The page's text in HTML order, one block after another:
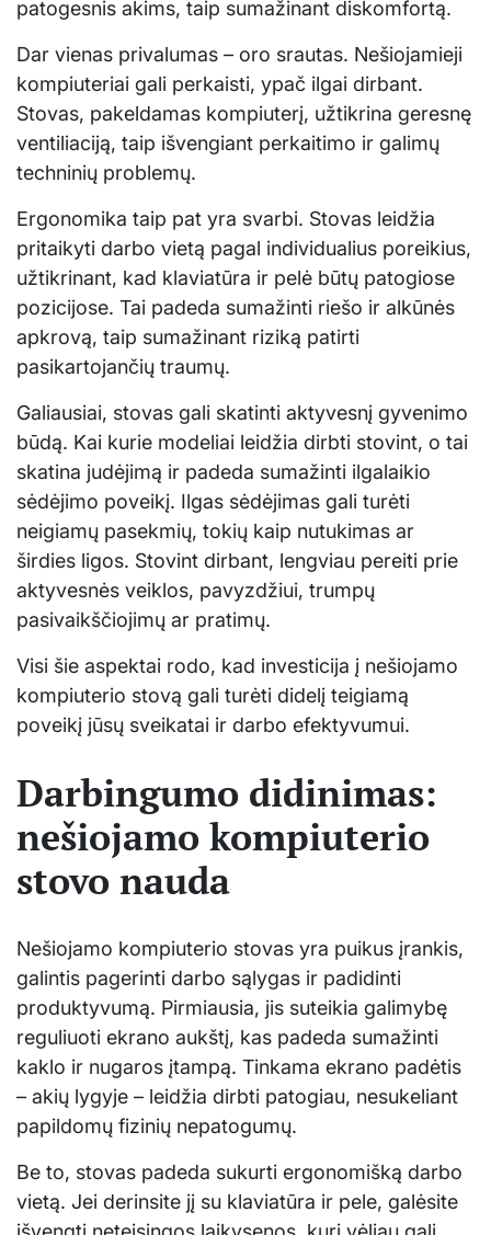
patogesnis akims, taip sumažinant diskomfortą.
Dar vienas privalumas – oro srautas. Nešiojamieji
kompiuteriai gali perkaisti, ypač ilgai dirbant.
Stovas, pakeldamas kompiuterį, užtikrina geresnę
ventiliaciją, taip išvengiant perkaitimo ir galimų
techninių problemų.
Ergonomika taip pat yra svarbi. Stovas leidžia
pritaikyti darbo vietą pagal individualius poreikius,
užtikrinant, kad klaviatūra ir pelė būtų patogiose
pozicijose. Tai padeda sumažinti riešo ir alkūnės
apkrovą, taip sumažinant riziką patirti
pasikartojančių traumų.
Galiausiai, stovas gali skatinti aktyvesnį gyvenimo
būdą. Kai kurie modeliai leidžia dirbti stovint, o tai
skatina judėjimą ir padeda sumažinti ilgalaikio
sėdėjimo poveikį. Ilgas sėdėjimas gali turėti
neigiamų pasekmių, tokių kaip nutukimas ar
širdies ligos. Stovint dirbant, lengviau pereiti prie
aktyvesnės veiklos, pavyzdžiui, trumpų
pasivaikščiojimų ar pratimų.
Visi šie aspektai rodo, kad investicija į nešiojamo
kompiuterio stovą gali turėti didelį teigiamą
poveikį jūsų sveikatai ir darbo efektyvumui.
Darbingumo didinimas:
nešiojamo kompiuterio
stovo nauda
Nešiojamo kompiuterio stovas yra puikus įrankis,
galintis pagerinti darbo sąlygas ir padidinti
produktyvumą. Pirmiausia, jis suteikia galimybę
reguliuoti ekrano aukštį, kas padeda sumažinti
kaklo ir nugaros įtampą. Tinkama ekrano padėtis
– akių lygyje – leidžia dirbti patogiau, nesukeliant
papildomų fizinių nepatogumų.
Be to, stovas padeda sukurti ergonomišką darbo
vietą. Jei derinsite jį su klaviatūra ir pele, galėsite